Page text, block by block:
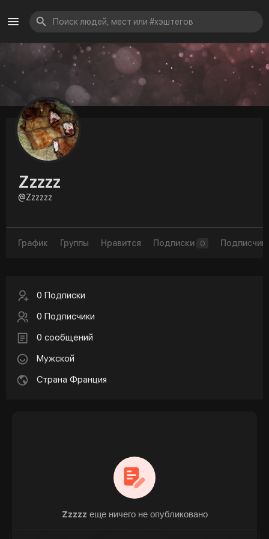
Zzzzz
@Zzzzzz
График Группы Нравится Подписки 0
0 Подписки
0 Подписчики
0 сообщений
Мужской
Страна Франция
Zzzzz еще ничего не опубликовано